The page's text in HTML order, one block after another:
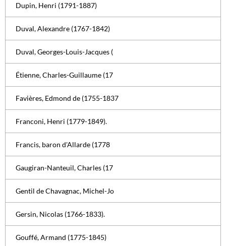
Dupin, Henri (1791-1887)
Duval, Alexandre (1767-1842)
Duval, Georges-Louis-Jacques (
Étienne, Charles-Guillaume (17
Favières, Edmond de (1755-1837
Franconi, Henri (1779-1849).
Francis, baron d'Allarde (1778
Gaugiran-Nanteuil, Charles (17
Gentil de Chavagnac, Michel-Jo
Gersin, Nicolas (1766-1833).
Gouffé, Armand (1775-1845)